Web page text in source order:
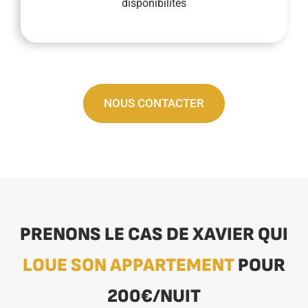
disponibilités
NOUS CONTACTER
PRENONS LE CAS DE XAVIER QUI
LOUE SON APPARTEMENTPOUR
200€/NUIT